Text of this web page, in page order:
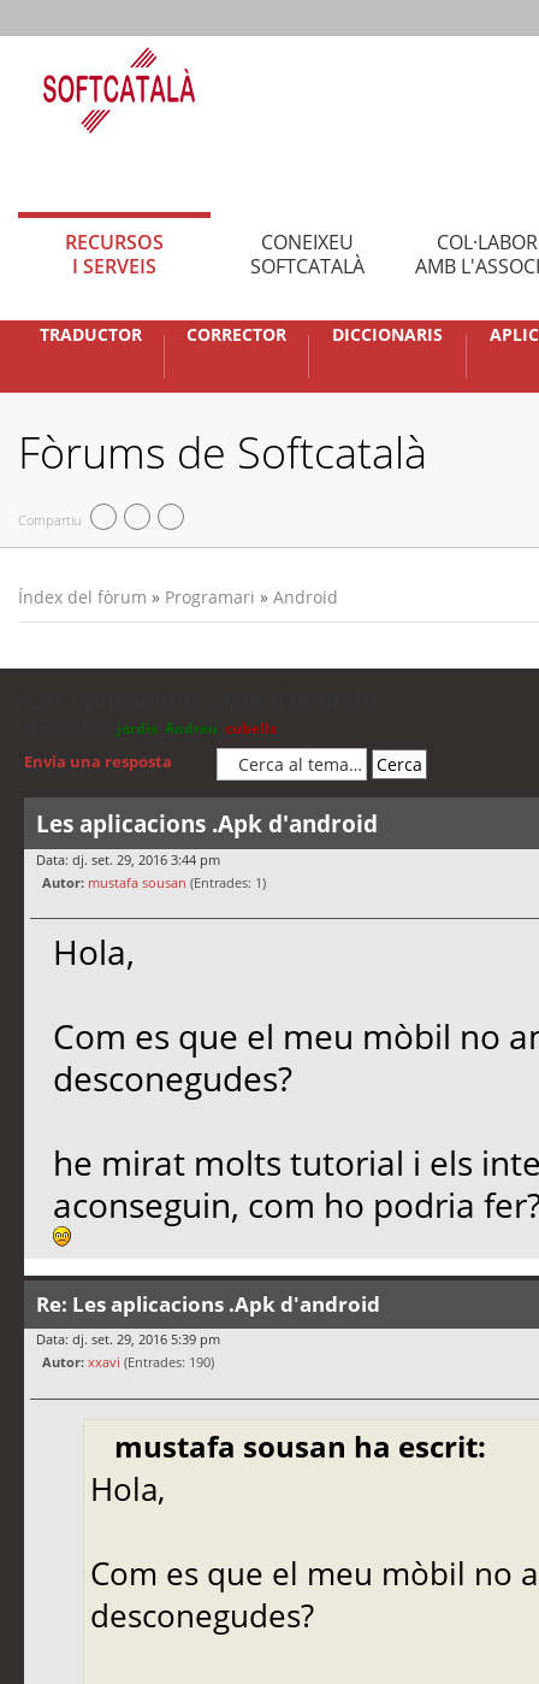
RECURSOS
I SERVEIS
CONEIXEU
SOFTCATALÀ
AMB
TRADUCTOR CORRECTOR DICCIONARIS
Fòrums de Softcatalà
Compartiu
Índex del fòrum » Programari » Android
jordis Andreu cubells
Envia una resposta
Les aplicacions .Apk d'android
Data: dj. set. 29, 2016 3:44 pm
Autor: mustafa sousan (Entrades: 1)
Hola,
Com es que el meu mòbil no
desconegudes?
he mirat molts tutorial i els
aconseguin, com ho podria
Re: Les aplicacions .Apk d'android
Data: dj. set. 29, 2016 5:39 pm
Autor: xxavi (Entrades: 190)
mustafa sousan ha escrit:
Hola,
Com es que el meu mòbil no
desconegudes?